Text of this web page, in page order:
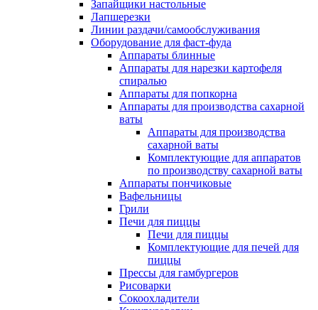
Запайщики настольные
Лапшерезки
Линии раздачи/самообслуживания
Оборудование для фаст-фуда
Аппараты блинные
Аппараты для нарезки картофеля
спиралью
Аппараты для попкорна
Аппараты для производства сахарной
ваты
Аппараты для производства
сахарной ваты
Комплектующие для аппаратов
по производству сахарной ваты
Аппараты пончиковые
Вафельницы
Грили
Печи для пиццы
Печи для пиццы
Комплектующие для печей для
пиццы
Прессы для гамбургеров
Рисоварки
Сокоохладители